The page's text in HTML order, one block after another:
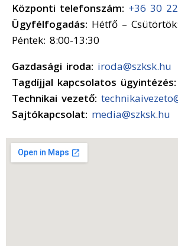
Központi telefonszám: +36 30
Ügyfélfogadás: Hétfő –
Péntek: 8:00-13:30
Gazdasági iroda: iroda@szksk.hu
Tagdíjjal kapcsolatos ügyintézés:
Technikai vezető:
Sajtókapcsolat: media@szksk.hu